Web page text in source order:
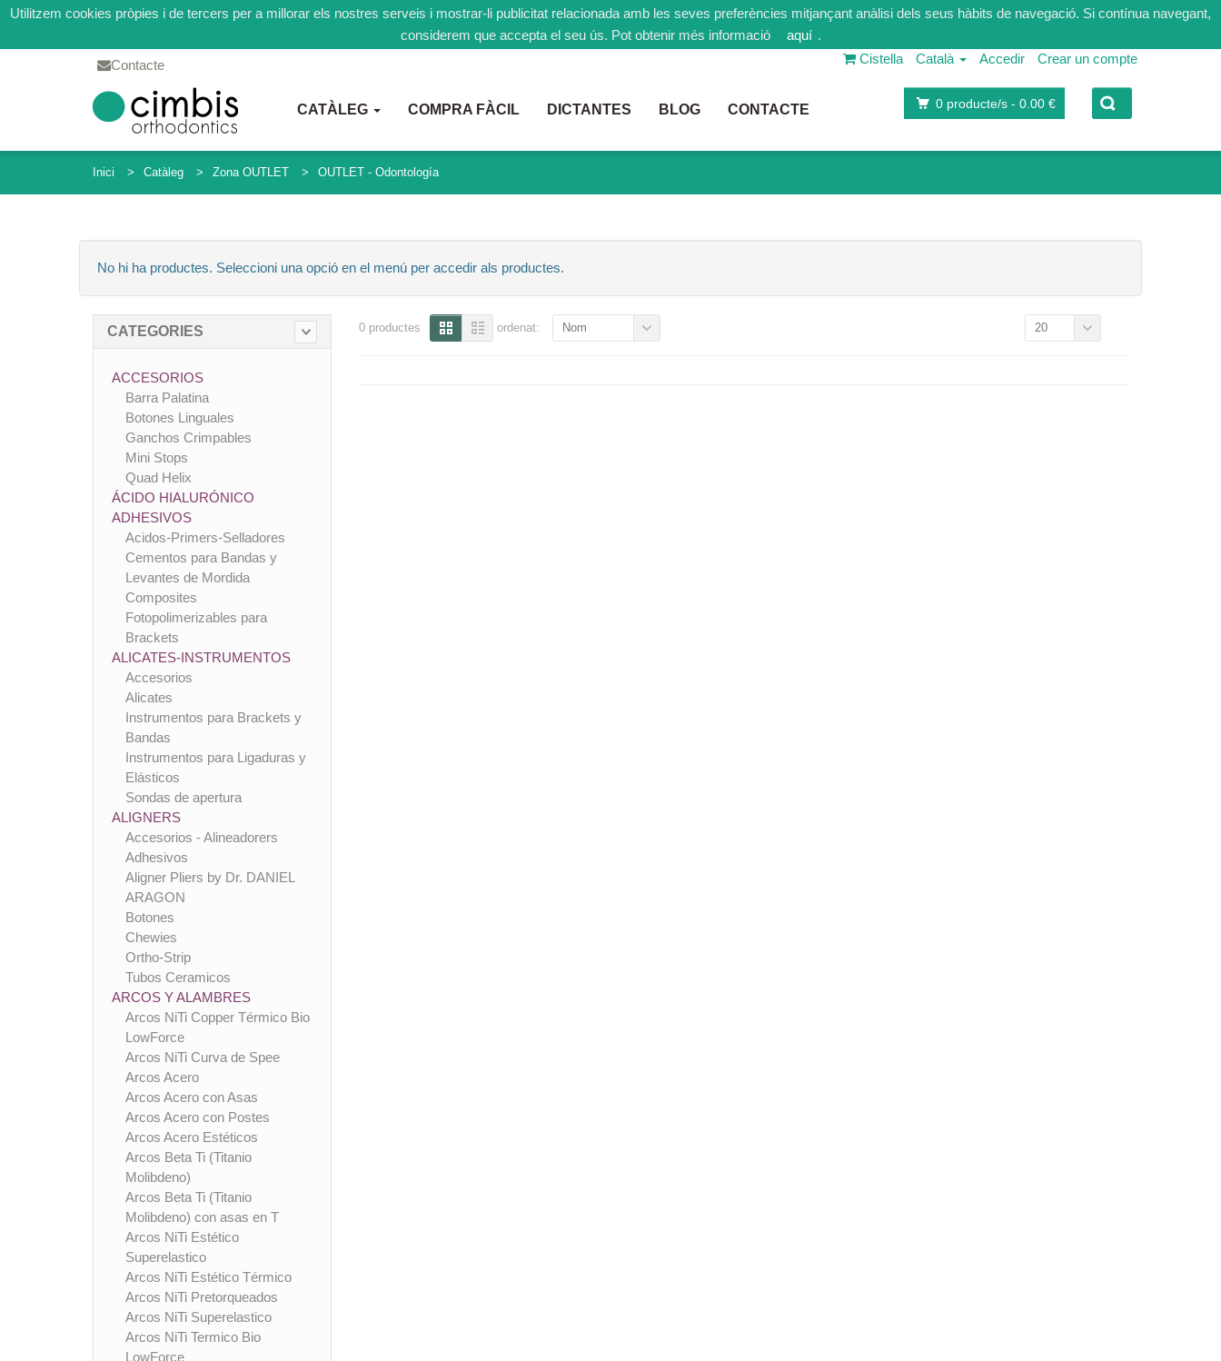
Utilitzem cookies pròpies i de tercers per a millorar els nostres serveis i mostrar-li publicitat relacionada amb les seves preferències mitjançant anàlisi dels seus hàbits de navegació. Si contínua navegant,
considerem que accepta el seu ús. Pot obtenir més informació
aquí .
Contacte
Cistella Català Accedir Crear un compte
CATÀLEG COMPRA FÀCIL DICTANTES BLOG CONTACTE 0 producte/s - 0.00 €
Inici Catàleg Zona OUTLET OUTLET - Odontología
No hi ha productes. Seleccioni una opció en el menú per accedir als productes.
CATEGORIES
ACCESORIOS
Barra Palatina
Botones Linguales
Ganchos Crimpables
Mini Stops
Quad Helix
ÁCIDO HIALURÓNICO
ADHESIVOS
Acidos-Primers-Selladores
Cementos para Bandas y
Levantes de Mordida
Composites
Fotopolimerizables para
Brackets
ALICATES-INSTRUMENTOS
Accesorios
Alicates
Instrumentos para Brackets y
Bandas
Instrumentos para Ligaduras y
Elásticos
Sondas de apertura
ALIGNERS
Accesorios - Alineadorers
Adhesivos
Aligner Pliers by Dr. DANIEL
ARAGON
Botones
Chewies
Ortho-Strip
Tubos Ceramicos
ARCOS Y ALAMBRES
Arcos NiTi Copper Térmico Bio
LowForce
Arcos NiTi Curva de Spee
Arcos Acero
Arcos Acero con Asas
Arcos Acero con Postes
Arcos Acero Estéticos
Arcos Beta Ti (Titanio
Molibdeno)
Arcos Beta Ti (Titanio
Molibdeno) con asas en T
Arcos NiTi Estético
Superelastico
Arcos NiTi Estético Térmico
Arcos NiTi Pretorqueados
Arcos NiTi Superelastico
Arcos NiTi Termico Bio
LowForce
0 productes ordenat: Nom 20